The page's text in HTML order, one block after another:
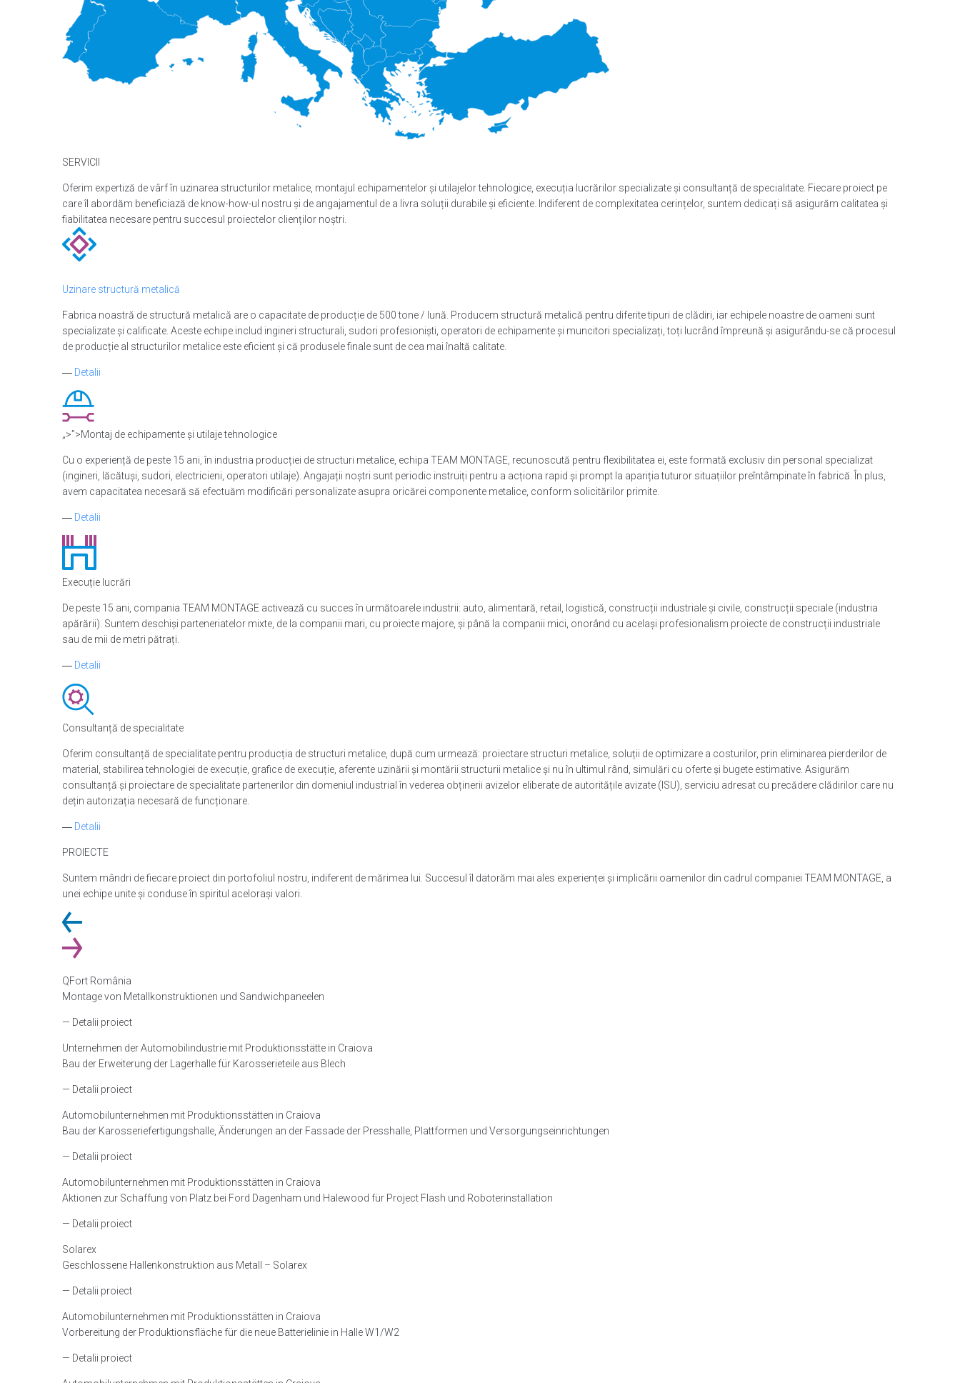
SERVICII
Oferim expertiză de vârf în uzinarea structurilor metalice, montajul echipamentelor și utilajelor tehnologice, execuția lucrărilor specializate și consultanță de specialitate. Fiecare proiect pe
care îl abordăm beneficiază de know-how-ul nostru și de angajamentul de a livra soluții durabile și eficiente. Indiferent de complexitatea cerințelor, suntem dedicați să asigurăm calitatea și
fiabilitatea necesare pentru succesul proiectelor clienților noștri.
Uzinare structură metalică
Fabrica noastră de structură metalică are o capacitate de producție de 500 tone / lună. Producem structură metalică pentru diferite tipuri de clădiri, iar echipele noastre de oameni sunt
specializate și calificate. Aceste echipe includ ingineri structurali, sudori profesioniști, operatori de echipamente și muncitori specializați, toți lucrând împreună și asigurându-se că procesul
de producție al structurilor metalice este eficient și că produsele finale sunt de cea mai înaltă calitate.
― Detalii
„>”>Montaj de echipamente și utilaje tehnologice
Cu o experiență de peste 15 ani, în industria producției de structuri metalice, echipa TEAM MONTAGE, recunoscută pentru flexibilitatea ei, este formată exclusiv din personal specializat
(ingineri, lăcătuși, sudori, electricieni, operatori utilaje). Angajații noștri sunt periodic instruiți pentru a acționa rapid și prompt la apariția tuturor situațiilor preîntâmpinate în fabrică. În plus,
avem capacitatea necesară să efectuăm modificări personalizate asupra oricărei componente metalice, conform solicitărilor primite.
― Detalii
Execuție lucrări
De peste 15 ani, compania TEAM MONTAGE activează cu succes în următoarele industrii: auto, alimentară, retail, logistică, construcții industriale și civile, construcții speciale (industria
apărării). Suntem deschiși parteneriatelor mixte, de la companii mari, cu proiecte majore, și până la companii mici, onorând cu același profesionalism proiecte de construcții industriale
sau de mii de metri pătrați.
― Detalii
Consultanță de specialitate
Oferim consultanță de specialitate pentru producția de structuri metalice, după cum urmează: proiectare structuri metalice, soluții de optimizare a costurilor, prin eliminarea pierderilor de
material, stabilirea tehnologiei de execuție, grafice de execuție, aferente uzinării și montării structurii metalice și nu în ultimul rând, simulări cu oferte și bugete estimative. Asigurăm
consultanță și proiectare de specialitate partenerilor din domeniul industrial în vederea obținerii avizelor eliberate de autoritățile avizate (ISU), serviciu adresat cu precădere clădirilor care nu
dețin autorizația necesară de funcționare.
― Detalii
PROIECTE
Suntem mândri de fiecare proiect din portofoliul nostru, indiferent de mărimea lui. Succesul îl datorăm mai ales experienței și implicării oamenilor din cadrul companiei TEAM MONTAGE, a
unei echipe unite și conduse în spiritul acelorași valori.
QFort România
Montage von Metallkonstruktionen und Sandwichpaneelen
— Detalii proiect
Unternehmen der Automobilindustrie mit Produktionsstätte in Craiova
Bau der Erweiterung der Lagerhalle für Karosserieteile aus Blech
— Detalii proiect
Automobilunternehmen mit Produktionsstätten in Craiova
Bau der Karosseriefertigungshalle, Änderungen an der Fassade der Presshalle, Plattformen und Versorgungseinrichtungen
— Detalii proiect
Automobilunternehmen mit Produktionsstätten in Craiova
Aktionen zur Schaffung von Platz bei Ford Dagenham und Halewood für Project Flash und Roboterinstallation
— Detalii proiect
Solarex
Geschlossene Hallenkonstruktion aus Metall – Solarex
— Detalii proiect
Automobilunternehmen mit Produktionsstätten in Craiova
Vorbereitung der Produktionsfläche für die neue Batterielinie in Halle W1/W2
— Detalii proiect